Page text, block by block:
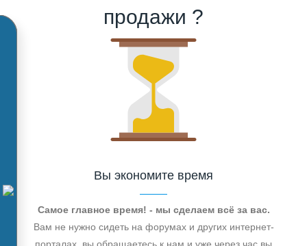
продажи ?
Вы экономите время
Самое главное время! - мы сделаем всё за вас.
Вам не нужно сидеть на форумах и других интернет-